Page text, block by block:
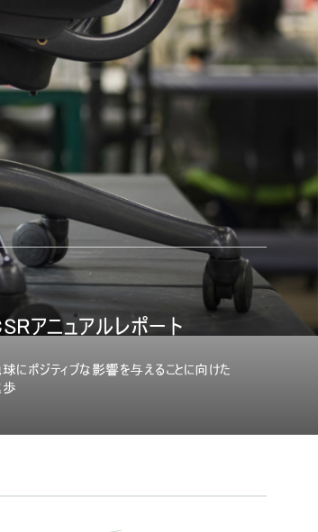
アニュアルレポート
にポジティブな影響を与えることに向けた
歩